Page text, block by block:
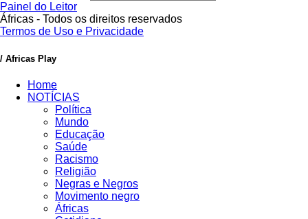
Painel do Leitor
Áfricas - Todos os direitos reservados
Termos de Uso e Privacidade
/ Africas Play
Home
NOTÍCIAS
Política
Mundo
Educação
Saúde
Racismo
Religião
Negras e Negros
Movimento negro
Áfricas